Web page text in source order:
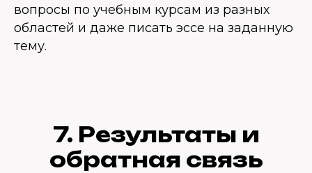
вопросы по учебным курсам из разных
областей и даже писать эссе на заданную
тему.
7. Результаты и
обратная связь